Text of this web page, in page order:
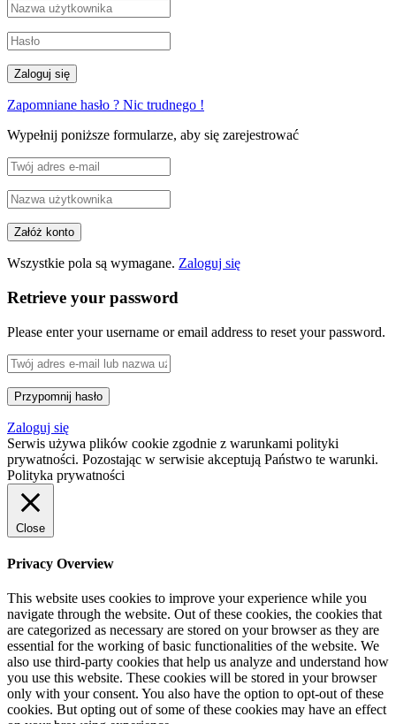
Zapomniane hasło ? Nic trudnego !
Wypełnij poniższe formularze, aby się zarejestrować
Wszystkie pola są wymagane. Zaloguj się
Retrieve your password
Please enter your username or email address to reset your password.
Zaloguj się
Serwis używa plików cookie zgodnie z warunkami polityki
prywatności. Pozostając w serwisie akceptują Państwo te warunki.
Polityka prywatności
Close
Privacy Overview
This website uses cookies to improve your experience while you
navigate through the website. Out of these cookies, the cookies that
are categorized as necessary are stored on your browser as they are
essential for the working of basic functionalities of the website. We
also use third-party cookies that help us analyze and understand how
you use this website. These cookies will be stored in your browser
only with your consent. You also have the option to opt-out of these
cookies. But opting out of some of these cookies may have an effect